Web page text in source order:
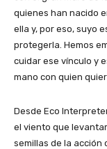
quienes han nacido
ella y, por eso, suyo
protegerla. Hemos
cuidar ese vínculo y
mano con quien
Desde Eco
el viento que
semillas de la acción